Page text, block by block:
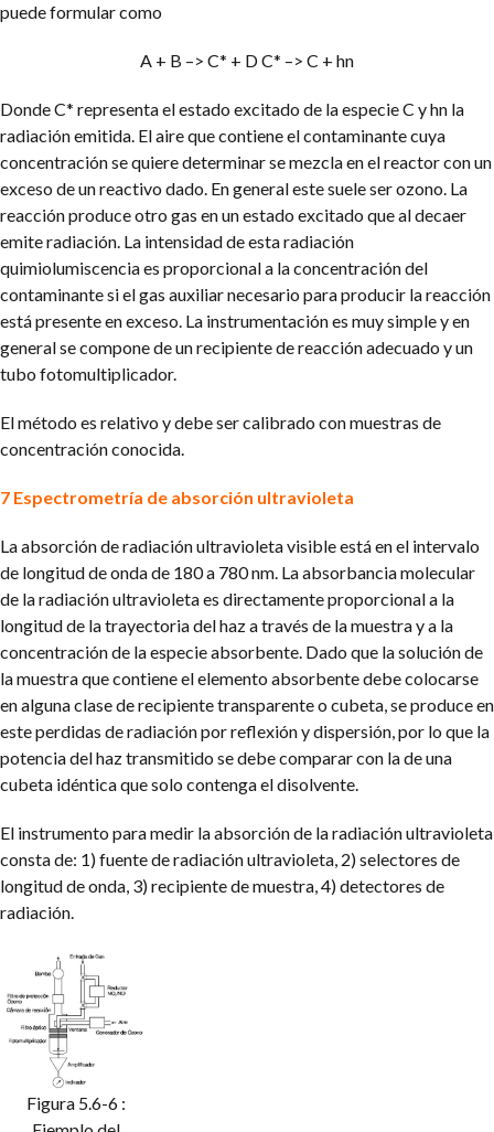
puede formular como
A + B –> C* + DC* –> C + hn
Donde C* representa el estado excitado de la especie C y hn la
radiación emitida. El aire que contiene el contaminante cuya
concentración se quiere determinar se mezcla en el reactor con un
exceso de un reactivo dado. En general este suele ser ozono. La
reacción produce otro gas en un estado excitado que al decaer
emite radiación. La intensidad deesta radiación
quimiolumiscencia es proporcional a la concentración del
contaminante si el gas auxiliar necesario para producir la reacción
está presente en exceso. La instrumentación es muy simple y en
general se compone de un recipiente de reacción adecuado y un
tubo fotomultiplicador.
El método es relativo y debe ser calibrado con muestras de
concentración conocida.
7 Espectrometría de absorción ultravioleta
La absorción de radiación ultravioleta visible está en el intervalo
de longitud de onda de 180 a 780 nm. La absorbancia molecular
de la radiación ultravioleta es directamente proporcional a la
longitud de la trayectoria del haz a través de la muestra y a la
concentración de la especie absorbente. Dado que la solución de
la muestra que contiene el elemento absorbente debe colocarse
en alguna clase de recipiente transparente o cubeta, se produce en
este perdidas de radiación por reflexión y dispersión, por lo que la
potencia del haz transmitido se debe comparar con la de una
cubeta idéntica que solo contenga el disolvente.
El instrumento para medir la absorción de la radiación ultravioleta
consta de: 1) fuente de radiación ultravioleta, 2) selectores de
longitud de onda, 3) recipiente de muestra, 4) detectores de
radiación.
Figura 5.6-6 :